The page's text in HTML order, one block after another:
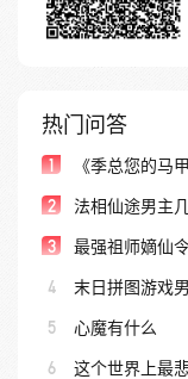
热门问答
1 《季总您的马
2 法相仙途男主
3 最强祖师嫡仙
4 末日拼图游戏
5 心魔有什么
6 这个世界上最